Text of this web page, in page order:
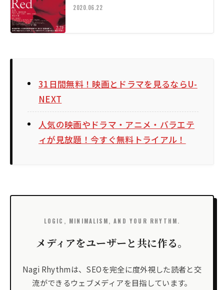
2020.06.22
31日間無料！映画とドラマを見るならU-
NEXT
人気の映画やドラマ・アニメ・バラエテ
ィが見放題！今すぐ無料トライアル！
LOGIC, MINIMALISM, AND YOUR RHYTHM.
メディアをユーザーと共に作る。
Nagi Rhythmは、SEOを完全に度外視した読者と交
流ができるウェブメディアを目指しています。